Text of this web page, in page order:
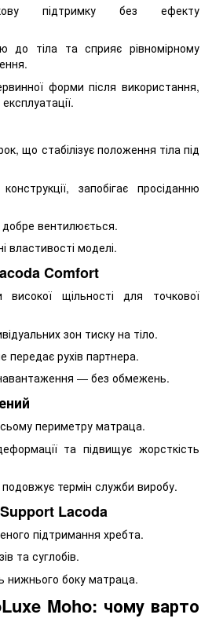
підтримку без ефекту
до тіла та сприяє рівномірному
форми після використання,
що стабілізує положення тіла під
запобігає просіданню
вентилюється.
властивості моделі.
Comfort
високої щільності для точкової
зон тиску на тіло.
рухів партнера.
— без обмежень.
периметру матраца.
та підвищує жорсткість
термін служби виробу.
Lacoda
підтримання хребта.
та суглобів.
нижнього боку матраца.
Moho: чому варто